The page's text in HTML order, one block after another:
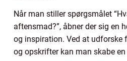
Når man stiller spørgsmålet
aftensmad?”, åbner der sig en
og inspiration. Ved at udforske
og opskrifter kan man skabe